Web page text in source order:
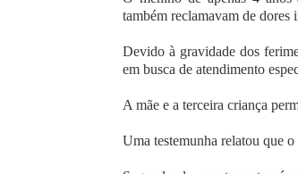
também reclamavam de dores
Devido à gravidade dos
em busca de atendimento
A mãe e a terceira criança
Uma testemunha relatou que